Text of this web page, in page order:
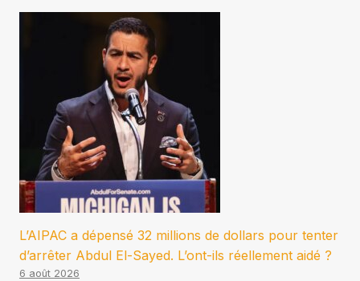
L’AIPAC a dépensé 32 millions de dollars pour tenter
d’arrêter Abdul El-Sayed. L’ont-ils réellement aidé ?
6 août 2026